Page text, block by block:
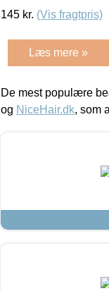
145 kr. (Vis fragtpris)
Læs mere »
De mest populære
og NiceHair.dk, som